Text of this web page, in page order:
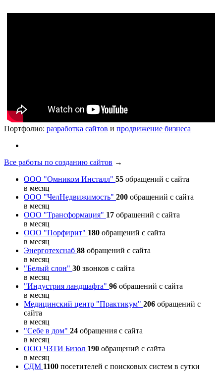
Портфолио: разработка сайтов и продвижение бизнеса
Все работы по созданию сайтов →
ООО "Омником Инсталл" 55 обращений с сайта
в месяц
ООО "ЧелНедвижимость" 200 обращений с сайта
в месяц
ООО "Трансформация" 17 обращений с сайта
в месяц
ООО "Порфирит" 180 обращений с сайта
в месяц
Энерготехснаб 88 обращений с сайта
в месяц
"Белый слон" 30 звонков с сайта
в месяц
"Индустрия ландшафта" 96 обращений с сайта
в месяц
Медицинский центр "Практикум" 206 обращений с
сайта
в месяц
"Себе в дом" 24 обращения с сайта
в месяц
ООО ЧЗТИ Бизол 190 обращений с сайта
в месяц
СДМ 1100 посетителей с поисковых систем в сутки